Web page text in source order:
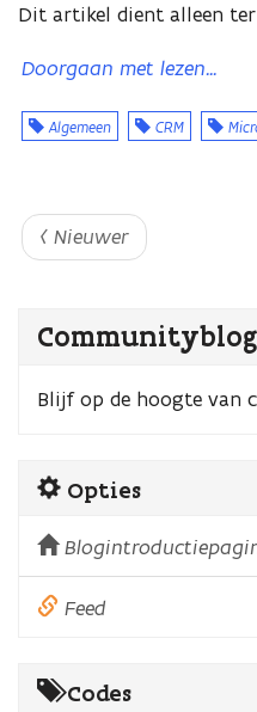
Dit artikel dient alleen
Doorgaan met lezen...
Algemeen CRM
‹ Nieuwer
Communityblog
Blijf op de hoogte van
Opties
Feed
Codes